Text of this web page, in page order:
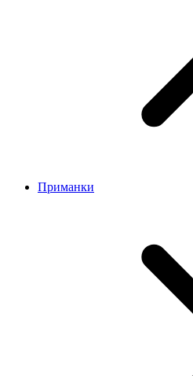
Приманки